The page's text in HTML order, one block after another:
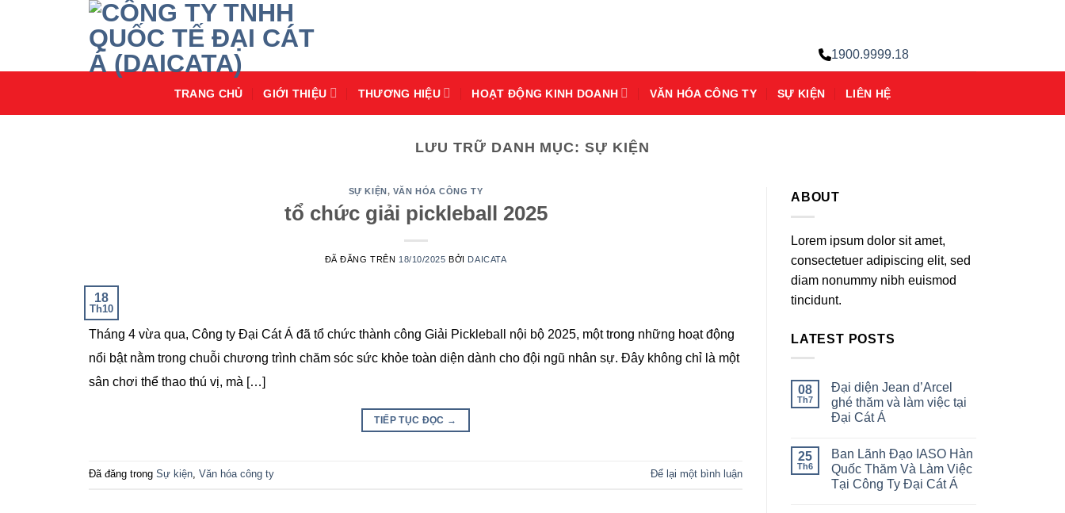
dung
1900.9999.18
TRANG CHỦ GIỚI THIỆU THƯƠNG HIỆU HOẠT ĐỘNG KINH DOANH VĂN HÓA CÔNG TY SỰ KIỆN LIÊN HỆ
LƯU TRỮ DANH MỤC:SỰ KIỆN
SỰ KIỆN, VĂN HÓA CÔNG TY
tổ chức giải pickleball 2025
ĐÃ ĐĂNG TRÊN 18/10/2025 BỞI DAICATA
18
Th10
Tháng 4 vừa qua, Công ty Đại Cát Á đã tổ chức thành công Giải Pickleball nội bộ 2025, một trong những hoạt động
nổi bật nằm trong chuỗi chương trình chăm sóc sức khỏe toàn diện dành cho đội ngũ nhân sự. Đây không chỉ là một
sân chơi thể thao thú vị, mà […]
TIẾP TỤC ĐỌC →
Đã đăng trong Sự kiện, Văn hóa công ty Để lại một bình luận
ABOUT
Lorem ipsum dolor sit amet,
consectetuer adipiscing elit, sed
diam nonummy nibh euismod
tincidunt.
LATEST POSTS
08
Th7
Đại diện Jean d’Arcel
ghé thăm và làm việc tại
Đại Cát Á
25
Th6
Ban Lãnh Đạo IASO Hàn
Quốc Thăm Và Làm Việc
Tại Công Ty Đại Cát Á